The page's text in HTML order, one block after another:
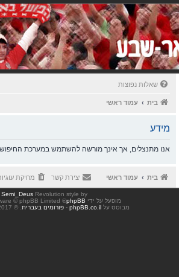
שאלות נפוצות
בית עמוד ראשי
מידע
אנו מתנצלים, אך אינך מורשה להשתמש במערכת
בית עמוד ראשי מחיקת יצירת קשר
Revolution style by
Semi_Deus
מופעל על ידי phpBB
® Forum Software © phpBB Limited
מבוסס על phpBB.co.il - פורומים בעברית . © 2017 - phpBB.co.il.